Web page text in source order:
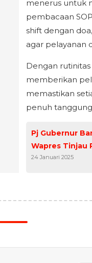
menerus untuk
pembacaan
shift dengan
agar pelayanan
Dengan
memberikan
memastikan
penuh
Pj Gubernur
Wapres Tinjau
24 Januari 2025